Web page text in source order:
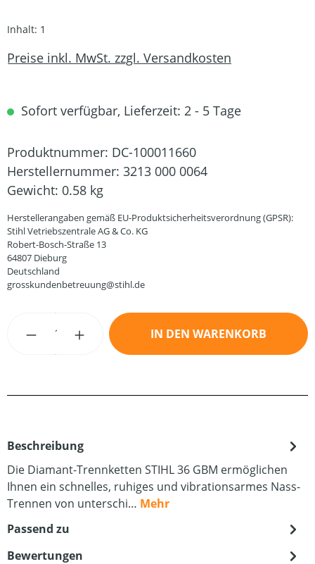
Inhalt: 1
Preise inkl. MwSt. zzgl. Versandkosten
Sofort verfügbar, Lieferzeit: 2 - 5 Tage
Produktnummer: DC-100011660
Herstellernummer: 3213 000 0064
Gewicht: 0.58 kg
Herstellerangaben gemäß EU-Produktsicherheitsverordnung (GPSR):
Stihl Vetriebszentrale AG & Co. KG
Robert-Bosch-Straße 13
64807 Dieburg
Deutschland
grosskundenbetreuung@stihl.de
Produkt Anzahl: Gib den gewünschten
IN DEN WARENKORB
Beschreibung
Die Diamant-Trennketten STIHL 36 GBM ermöglichen
Ihnen ein schnelles, ruhiges und vibrationsarmes Nass-
Trennen von unterschi… Mehr
Passend zu
Bewertungen